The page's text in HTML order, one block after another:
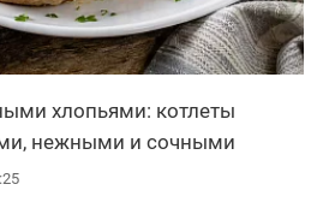
хлопьями: котлеты
нежными и сочными